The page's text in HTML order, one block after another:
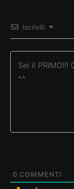
Iscriviti
0 COMMENTI